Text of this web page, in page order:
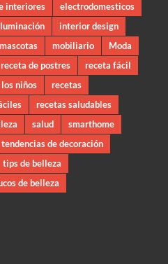
interiores
electrodomesticos
interior design
mascotas mobiliario
Moda
receta de postres
receta fácil
niños
recetas
recetas saludables
salud
smarthome
tendencias de decoración
tips de belleza
de belleza